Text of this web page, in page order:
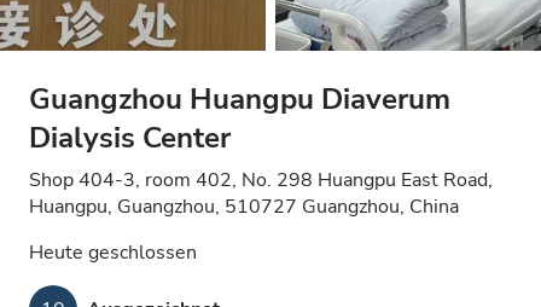
Guangzhou Huangpu Diaverum
Dialysis Center
Shop 404-3, room 402, No. 298 Huangpu East Road,
Huangpu, Guangzhou, 510727 Guangzhou, China
Heute geschlossen